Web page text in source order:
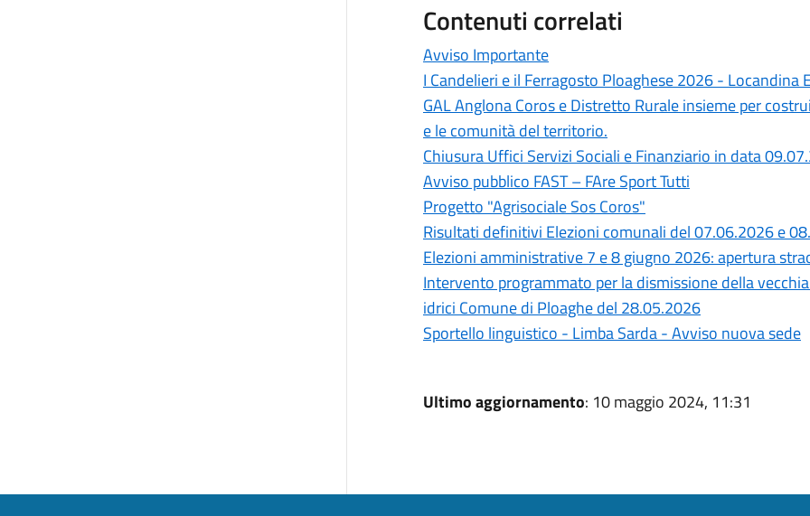
Contenuti correlati
Avviso Importante
I Candelieri e il Ferragosto Ploaghese 2026 - Locandina
GAL Anglona Coros e Distretto Rurale insieme per
e le comunità del territorio.
Chiusura Uffici Servizi Sociali e Finanziario in data
Avviso pubblico FAST – FAre Sport Tutti
Progetto "Agrisociale Sos Coros"
Risultati definitivi Elezioni comunali del 07.06.2026 e
Elezioni amministrative 7 e 8 giugno 2026: apertura
Intervento programmato per la dismissione della
idrici Comune di Ploaghe del 28.05.2026
Sportello linguistico - Limba Sarda - Avviso nuova sede
Ultimo aggiornamento: 10 maggio 2024, 11:31